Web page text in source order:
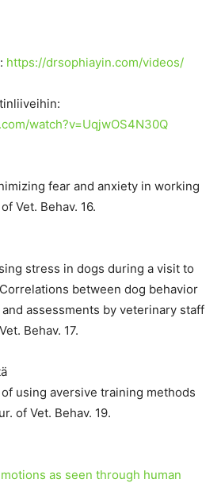
https://drsophiayin.com/videos/
watch?v=UqjwOS4N30Q
fear and anxiety in working
Vet. Behav. 16.
stress in dogs during a visit to
between dog behavior
assessments by veterinary staff
Behav. 17.
using aversive training methods
of Vet. Behav. 19.
as seen through human